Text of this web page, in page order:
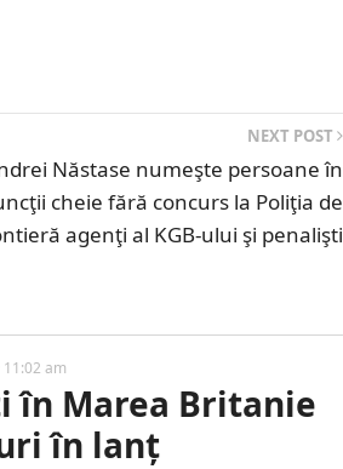
NEXT POST
Năstase numeşte persoane în
cheie fără concurs la Poliţia de
agenţi al KGB-ului şi penalişti
am
în Marea Britanie
în lanț